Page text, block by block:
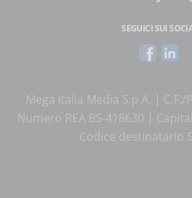
SEGUICI SUI
Mega Italia Media S.p.A. | C.F./
Numero REA BS-418630 |
Codice destinatario